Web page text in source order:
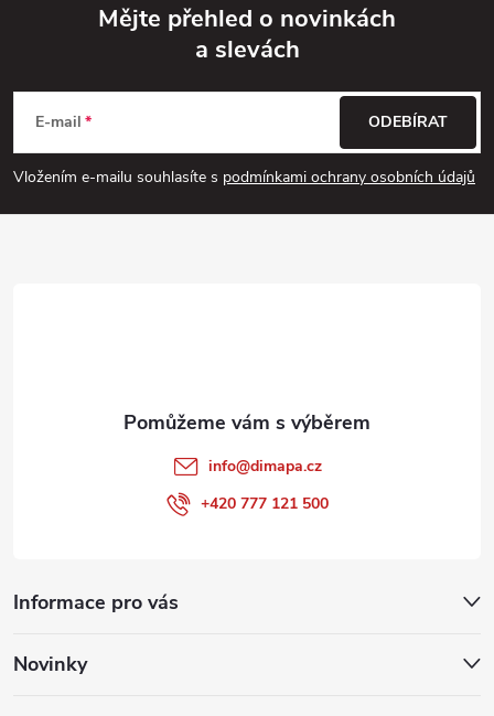
p
a
Mějte přehled o novinkách
a slevách
E-mail
Vložením e-mailu souhlasíte s podmínkami ochrany osobních údajů
ODEBÍRAT
Informace pro vás
Novinky
info@dimapa.cz
+420 777 121 500